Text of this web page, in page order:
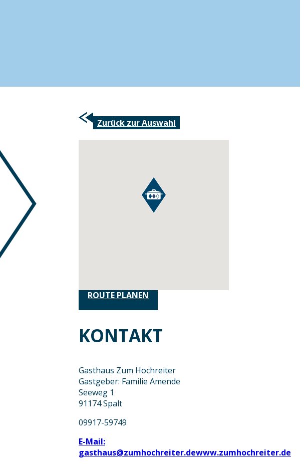
Zurück zur Auswahl
ROUTE PLANEN
KONTAKT
Gasthaus Zum Hochreiter
Gastgeber: Familie Amende
Seeweg 1
91174 Spalt
09917-59749
E-Mail:
gasthaus@zumhochreiter.dewww.zumhochreiter.de